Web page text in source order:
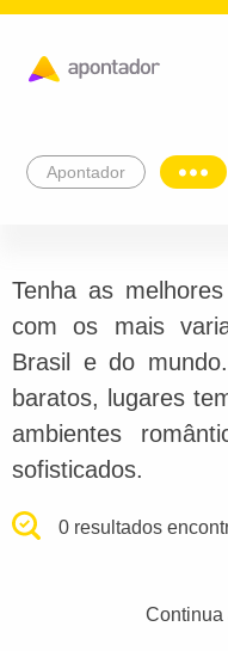
Apontador
Tenha as
com os mais
Brasil e do
baratos, lugares
ambientes
sofisticados.
0 resultados
Continua